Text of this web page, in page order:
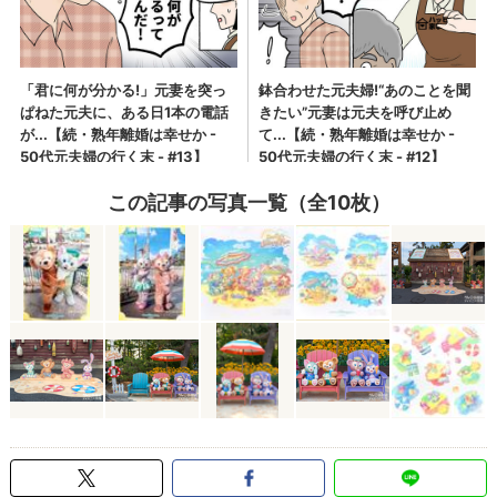
この記事の写真一覧（全10枚）